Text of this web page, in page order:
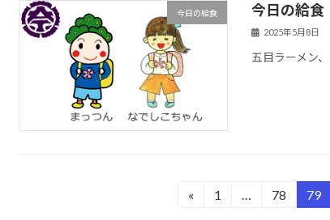
今日の給食 今日の給食
2025年5月8日
五目ラーメン
«
固
1
固
78
固
79